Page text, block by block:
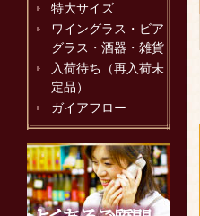
特大サイズ
ワイングラス・ビア
グラス・酒器・雑貨
入荷待ち（再入荷未
定品）
ガイアフロー